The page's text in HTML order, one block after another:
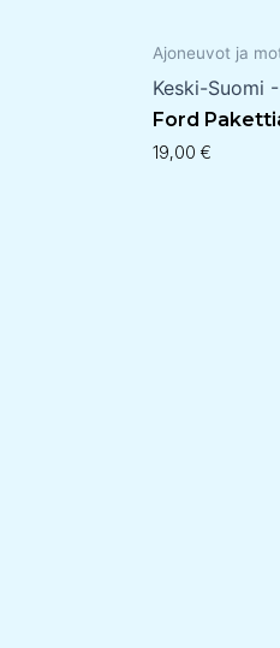
Ajoneuvot ja
Keski-Suomi
Ford
19,00 €